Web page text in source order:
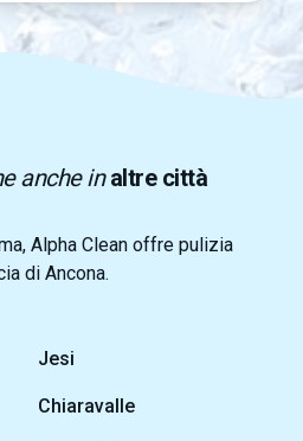
anche inaltre città
Alpha Clean offre pulizia
di Ancona.
Jesi
Chiaravalle